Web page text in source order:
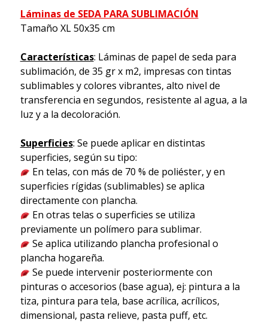
Láminas de SEDA PARA SUBLIMACIÓN
Tamaño XL 50x35 cm
Características: Láminas de papel de seda para
sublimación, de 35 gr x m2, impresas con tintas
sublimables y colores vibrantes, alto nivel de
transferencia en segundos, resistente al agua, a la
luz y a la decoloración.
Superficies: Se puede aplicar en distintas
superficies, según su tipo:
En telas, con más de 70 % de poliéster, y en
superficies rígidas (sublimables) se aplica
directamente con plancha.
En otras telas o superficies se utiliza
previamente un polímero para sublimar.
Se aplica utilizando plancha profesional o
plancha hogareña.
Se puede intervenir posteriormente con
pinturas o accesorios (base agua), ej: pintura a la
tiza, pintura para tela, base acrílica, acrílicos,
dimensional, pasta relieve, pasta puff, etc.